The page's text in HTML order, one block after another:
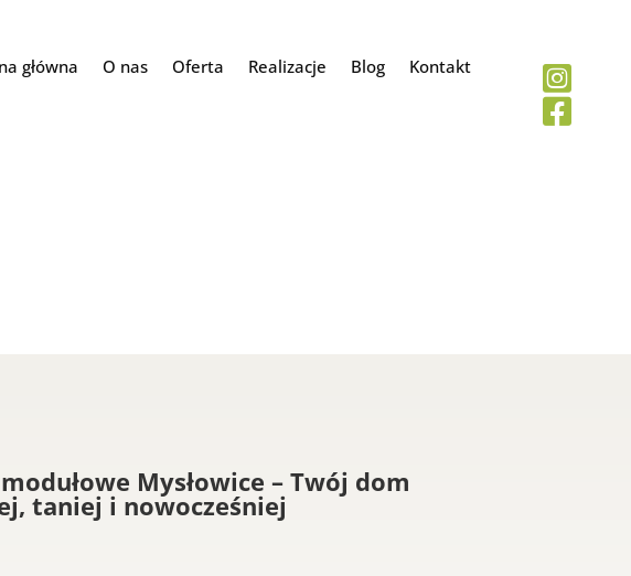
główna O nas Oferta Realizacje Blog Kontakt


Mysłowice – Twój dom
taniej i nowocześniej